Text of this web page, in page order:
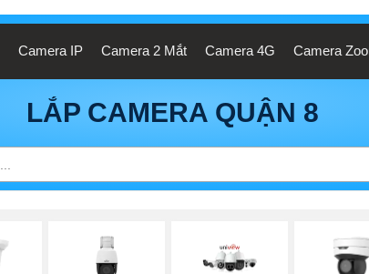
Camera IP Camera 2 Mắt Camera 4G Camera
LẮP CAMERA QUẬN 8